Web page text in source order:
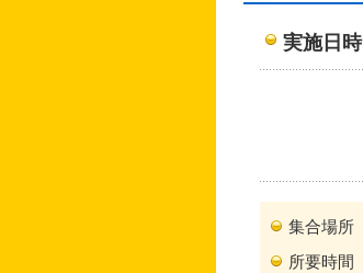
実施日時
集合場所
所要時間